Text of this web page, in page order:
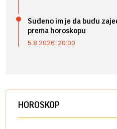
Suđeno im je da budu
prema horoskopu
5.8.2026. 20:00
HOROSKOP